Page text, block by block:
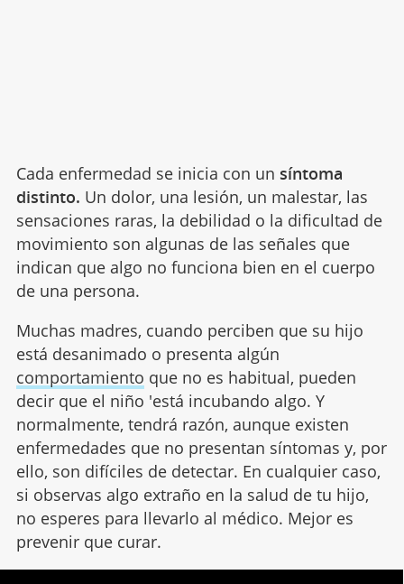
Cada enfermedad se inicia con un síntoma
distinto. Un dolor, una lesión, un malestar, las
sensaciones raras, la debilidad o la dificultad de
movimiento son algunas de las señales que
indican que algo no funciona bien en el cuerpo
de una persona.
Muchas madres, cuando perciben que su hijo
está desanimado o presenta algún
comportamiento que no es habitual, pueden
decir que el niño 'está incubando algo. Y
normalmente, tendrá razón, aunque existen
enfermedades que no presentan síntomas y, por
ello, son difíciles de detectar. En cualquier caso,
si observas algo extraño en la salud de tu hijo,
no esperes para llevarlo al médico. Mejor es
prevenir que curar.